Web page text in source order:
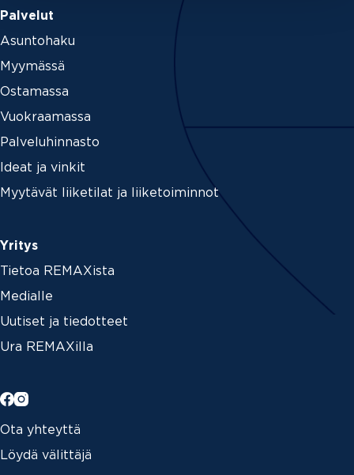
Palvelut
Asuntohaku
Myymässä
Ostamassa
Vuokraamassa
Palveluhinnasto
Ideat ja vinkit
Myytävät liiketilat ja liiketoiminnot
Yritys
Tietoa REMAXista
Medialle
Uutiset ja tiedotteet
Ura REMAXilla
Ota yhteyttä
Löydä välittäjä